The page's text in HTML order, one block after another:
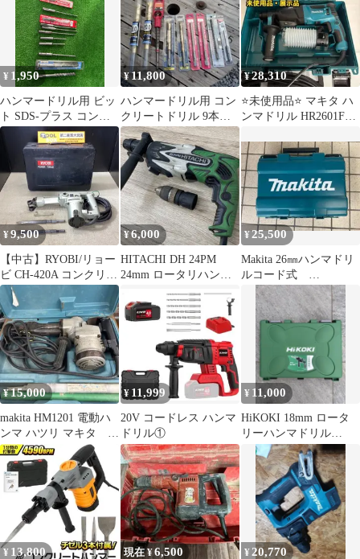
¥ 1,950
ハンマードリル用 ビッ
ト SDS-プラス コンク
リートドリル
3.4/3.5/4.0/4.3/5.3/10.5/1
2.7 14本セット ※現状
品(ナ-80)
¥11,800
ハンマードリル用 コン
クリートドリル 9本セ
ット HILTI makita
¥28,310
⭐️未使用品⭐️ マキタ ハ
ンマドリル HR2601F
¥9,500
【中古】RYOBI/リョー
ビ CH-420A コンクリー
トハンマー(プルポイン
ト2個付)【203】
¥6,000
HITACHI DH 24PM
24mm ロータリハンマ
¥25,500
Makita 26㎜ハンマドリ
ルコード式
HR2601F ケース付
¥15,000
makita HM1201 電動ハ
ンマ ハツリ マキタ ケ
ース付き
¥ 11,999
20V コードレス ハンマ
ドリル①
¥ 11,000
HiKOKI 18mm ロータ
リーハンマドリル
DH18PG
¥ 13,800 現在 ¥6,500 ¥ 20,770